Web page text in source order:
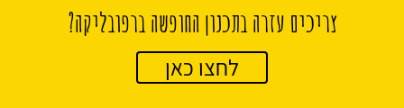
צריכים עזרה בתכנון החופשה ברפובליקה?
לחצו כאן